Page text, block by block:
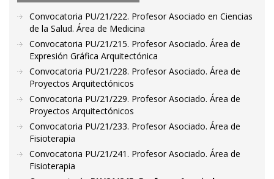
Convocatoria PU/21/222. Profesor Asociado en Ciencias
de la Salud. Área de Medicina
Convocatoria PU/21/215. Profesor Asociado. Área de
Expresión Gráfica Arquitectónica
Convocatoria PU/21/228. Profesor Asociado. Área de
Proyectos Arquitectónicos
Convocatoria PU/21/229. Profesor Asociado. Área de
Proyectos Arquitectónicos
Convocatoria PU/21/233. Profesor Asociado. Área de
Fisioterapia
Convocatoria PU/21/241. Profesor Asociado. Área de
Fisioterapia